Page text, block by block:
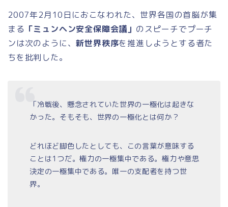
2007年2月10日におこなわれた、世界各国の首脳が集
まる 「ミュンヘン安全保障会議」 のスピーチでプーチ
ンは次のように、新世界秩序を推進しようとする者た
ちを批判した。
「冷戦後、懸念されていた世界の一極化は起きな
かった。そもそも、世界の一極化とは何か？
どれほど脚色したとしても、この言葉が意味する
ことは1つだ。権力の一極集中である。権力や意思
決定の一極集中である。唯一の支配者を持つ世
界。